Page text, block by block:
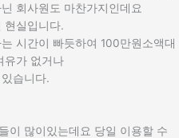
회사원도 마찬가지인데요
현실입니다.
시간이 빠듯하여 100만원소액대
유가 없거나
습니다.
이 많이있는데요 당일 이용할 수